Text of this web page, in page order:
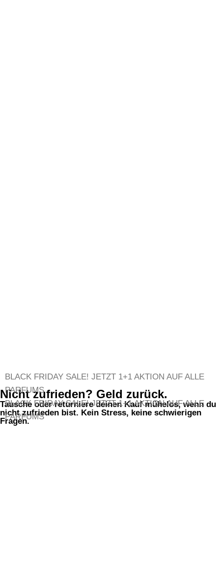
BLACK FRIDAY SALE! JETZT 1+1 AKTION AUF ALLE
PARFUMS
BLACK FRIDAY SALE!JETZT 1+1 AKTION AUF ALLE
PARFUMS
Nicht zufrieden? Geld zurück.
Tausche oder returniere deinen Kauf mühelos, wenn du
nicht zufrieden bist. Kein Stress, keine schwierigen
Fragen.